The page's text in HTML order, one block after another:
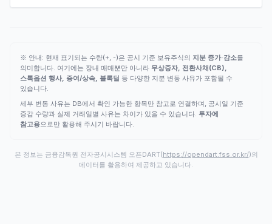
※ 안내: 현재 표기되는 수량(+, -)은 공시 기준 보유주식의 지분 증가·감소를
의미합니다. 여기에는 장내 매매뿐만 아니라 무상증자, 전환사채(CB),
스톡옵션 행사, 증여/상속, 블록딜 등 다양한 지분 변동 사유가 포함될 수
있습니다.
세부 변동 사유는 DB에서 확인 가능한 항목만 참고로 연결하며, 공시일 기준
증감 수량과 실제 거래일별 사유는 차이가 있을 수 있습니다. 투자에
참고용으로만 활용해 주시기 바랍니다.
본 정보는 금융감독원 전자공시시스템 오픈DART(https://opendart.fss.or.kr/)의
데이터를 활용하여 제공하고 있습니다.